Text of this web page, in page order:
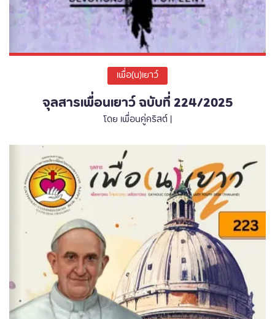
เพื่อ(น)เยาว์
จุลสารเพื่อนเยาว์ ฉบับที่ 224/2025
โดย เพื่อนคู่คริสต์ |